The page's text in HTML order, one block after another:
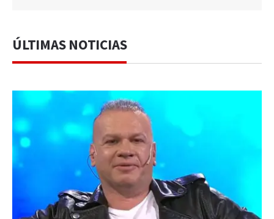
ÚLTIMAS NOTICIAS